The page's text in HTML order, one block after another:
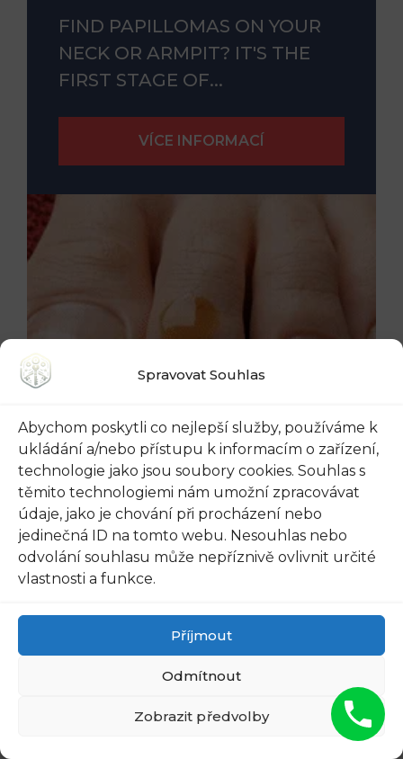
Spravovat Souhlas
Abychom poskytli co nejlepší služby, používáme k
ukládání a/nebo přístupu k informacím o zařízení,
technologie jako jsou soubory cookies. Souhlas s
těmito technologiemi nám umožní zpracovávat
údaje, jako je chování při procházení nebo
jedinečná ID na tomto webu. Nesouhlas nebo
odvolání souhlasu může nepříznivě ovlivnit určité
vlastnosti a funkce.
Příjmout
Odmítnout
Zobrazit předvolby
FIND PAPILLOMAS ON YOUR
NECK OR ARMPIT? IT'S THE
FIRST STAGE OF...
FUNGUS IS A PARASITE, AND
IT DIES FROM A DROP OF
PLAIN...